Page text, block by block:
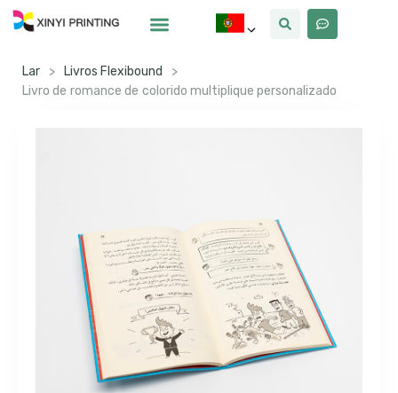
Lar > Livros Flexibound
>
Livro de romance de colorido multiplique personalizado